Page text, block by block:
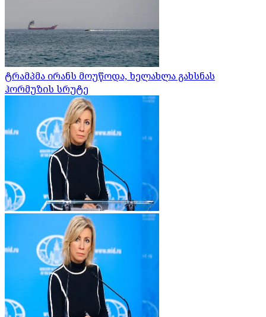
ტრამპმა ირანს მოუწოდა, ხელახლა გახსნას
ჰორმუზის სრუტე